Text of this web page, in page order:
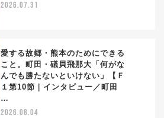
2026.07.31
愛する故郷・熊本のためにできる
こと。町田・礒貝飛那大「何がな
んでも勝たないといけない」【Ｆ
１第10節｜インタビュー／町田
…
2026.08.04